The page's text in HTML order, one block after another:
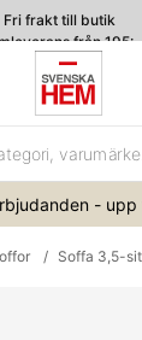
Fri frakt till butik
från 195:-
4.7
-
Soffa 3,5-